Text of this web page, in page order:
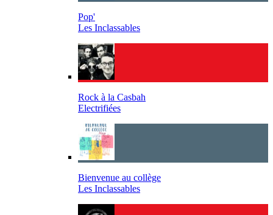
Pop'
Les Inclassables
Rock à la Casbah
Electrifiées
Bienvenue au collège
Les Inclassables